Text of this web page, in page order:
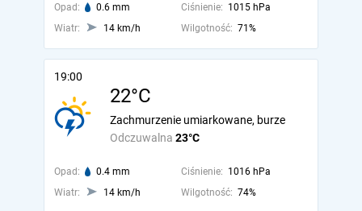
Opad: 0.6 mm Ciśnienie: 1015 hPa
Wiatr:
14 km/h Wilgotność: 71%
19:00
22°C
Odczuwalna 23°C
Zachmurzenie umiarkowane, burze
Opad: 0.4 mm Ciśnienie: 1016 hPa
Wiatr:
14 km/h Wilgotność: 74%